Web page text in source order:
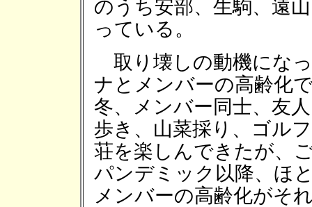
のうち安部、生駒、遠
っている。
取り壊しの動機にな
ナとメンバーの高齢化
冬、メンバー同士、友
歩き、山菜採り、ゴル
荘を楽しんできたが、
パンデミック以降、ほ
メンバーの高齢化がそ